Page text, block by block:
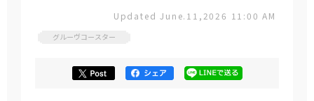
Updated June.11,2026 11:00 AM
グルーヴコースター